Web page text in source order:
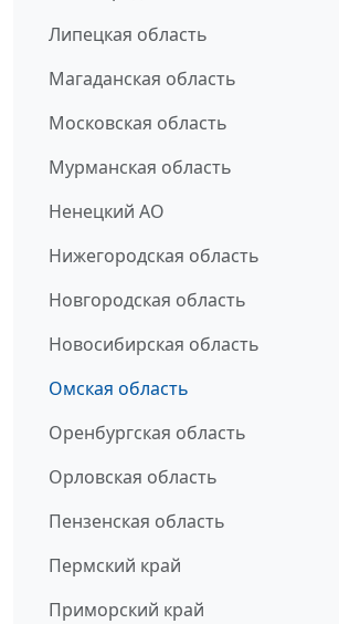
Липецкая область
Магаданская область
Московская область
Мурманская область
Ненецкий АО
Нижегородская область
Новгородская область
Новосибирская область
Омская область
Оренбургская область
Орловская область
Пензенская область
Пермский край
Приморский край